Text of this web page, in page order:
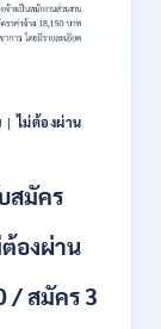
|ไม่ต้องผ่าน
สมัคร
องผ่าน
/ สมัคร 3